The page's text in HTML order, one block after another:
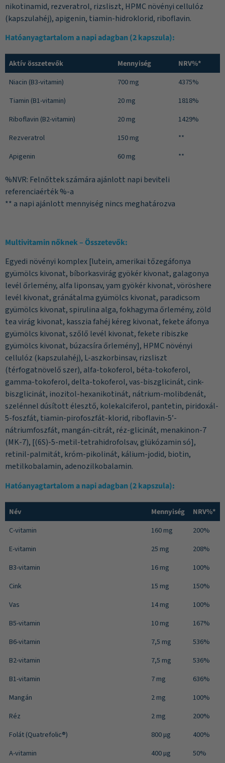
nikotinamid, rezveratrol, rizsliszt, HPMC növényi cellulóz
(kapszulahéj), apigenin, tiamin-hidroklorid, riboflavin.
Hatóanyagtartalom a napi adagban (2 kapszula):
Aktív összetevők Mennyiség
NRV%*
Niacin (B3-vitamin)
700 mg
4375%
Tiamin (B1-vitamin)
20 mg
1818%
Riboflavin (B2-vitamin)
20 mg
1429%
Rezveratrol
150 mg
**
Apigenin
60 mg **
%NVR: Felnőttek számára ajánlott napi beviteli
referenciaérték %-a
** a napi ajánlott mennyiség nincs meghatározva
Multivitamin nőknek–Összetevők:
Egyedi növényi komplex [lutein, amerikai tőzegáfonya
gyümölcs kivonat, bíborkasvirág gyökér kivonat, galagonya
levél őrlemény, alfa liponsav, yam gyökér kivonat, vöröshere
levél kivonat, gránátalma gyümölcs kivonat, paradicsom
gyümölcs kivonat, spirulina alga, fokhagyma őrlemény, zöld
tea virág kivonat, kasszia fahéj kéreg kivonat, fekete áfonya
gyümölcs kivonat, szőlő levél kivonat, fekete ribiszke
gyümölcs kivonat, búzacsíra őrlemény], HPMC növényi
cellulóz (kapszulahéj), L-aszkorbinsav, rizsliszt
(térfogatnövelő szer), alfa-tokoferol, béta-tokoferol,
gamma-tokoferol, delta-tokoferol, vas-biszglicinát, cink-
biszglicinát, inozitol-hexanikotinát, nátrium-molibdenát,
szelénnel dúsított élesztő, kolekalciferol, pantetin, piridoxál-
5-foszfát, tiamin-pirofoszfát-klorid, riboflavin-5’-
nátriumfoszfát, mangán-citrát, réz-glicinát, menakinon-7
(MK-7), [(6S)-5-metil-tetrahidrofolsav, glükózamin só],
retinil-palmitát, króm-pikolinát, kálium-jodid, biotin,
metilkobalamin, adenozilkobalamin.
Hatóanyagtartalom a napi adagban (2kapszula):
Név Mennyiség
NRV%*
C-vitamin
160 mg
200%
E-vitamin
25 mg
208%
B3-vitamin
16 mg
100%
Cink
15 mg
150%
Vas
14 mg
100%
B5-vitamin
10 mg
167%
B6-vitamin
7,5 mg
536%
B2-vitamin
7,5 mg
536%
B1-vitamin
7 mg
636%
Mangán
2 mg
100%
Réz
2 mg
200%
Folát (Quatrefolic®)
800 μg
400%
A-vitamin
400 µg
50%